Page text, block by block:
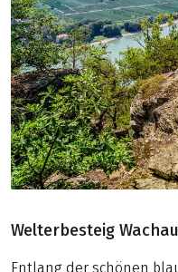
Welterbesteig Wachau
Entlang der schönen